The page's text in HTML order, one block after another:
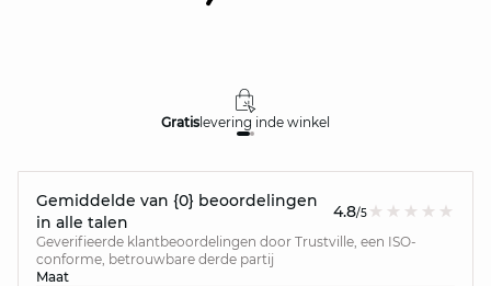
Gratislevering inde winkel
Gemiddelde van {0} beoordelingen
in alle talen
4.8/5
Geverifieerde klantbeoordelingen door Trustville, een ISO-
conforme, betrouwbare derde partij
Maat